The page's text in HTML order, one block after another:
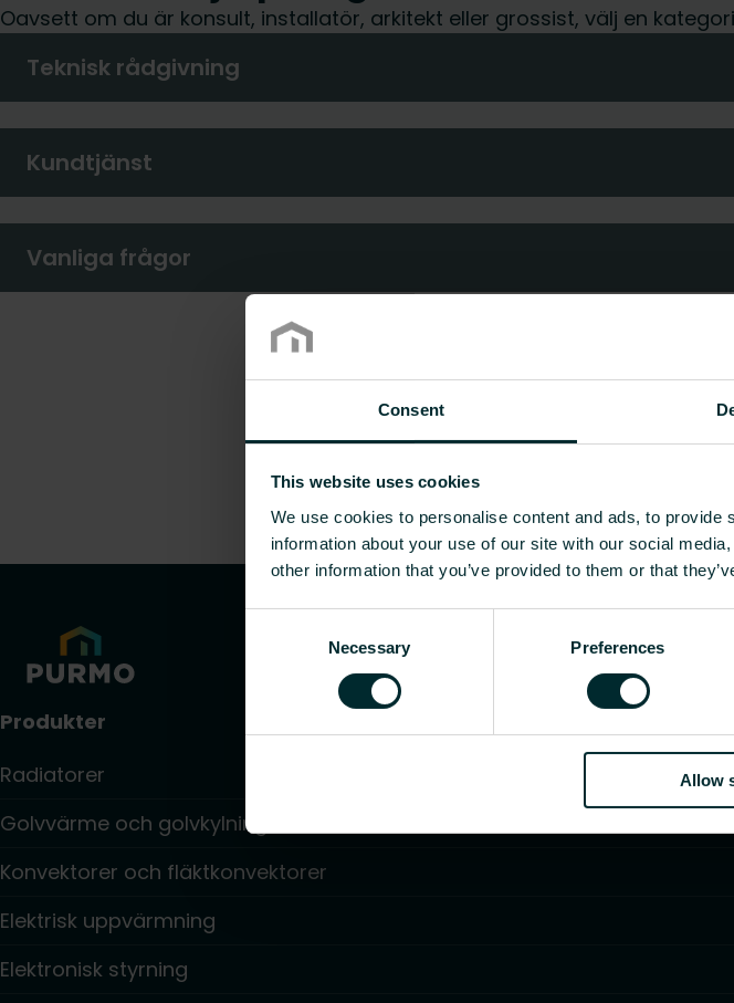
Consent
This website uses cookies
We use cookies to personalise content and ads, to
information about your use of our site with our social
other information that you’ve provided to them or that
Necessary Preferences
Allow
Oavsett om du är konsult, installatör, arkitekt eller grossist, välj en
Teknisk rådgivning
Kundtjänst
Vanliga frågor
Produkter
Radiatorer
Golvvärme och golvkylning
Konvektorer och fläktkonvektorer
Elektrisk uppvärmning
Elektronisk styrning